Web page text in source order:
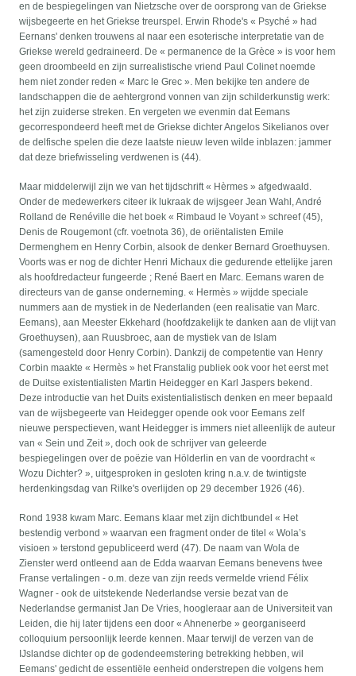
en de bespiegelingen van Nietzsche over de oorsprong van de Griekse
wijsbegeerte en het Griekse treurspel. Erwin Rhode's « Psyché » had
Eernans' denken trouwens al naar een esoterische interpretatie van de
Griekse wereld gedraineerd. De « permanence de la Grèce » is voor hem
geen droombeeld en zijn surrealistische vriend Paul Colinet noemde
hem niet zonder reden « Marc le Grec ». Men bekijke ten andere de
landschappen die de aehtergrond vonnen van zijn schilderkunstig werk:
het zijn zuiderse streken. En vergeten we evenmin dat Eemans
gecorrespondeerd heeft met de Griekse dichter Angelos Sikelianos over
de delfische spelen die deze laatste nieuw leven wilde inblazen: jammer
dat deze briefwisseling verdwenen is (44).
Maar middelerwijl zijn we van het tijdschrift « Hèrmes » afgedwaald.
Onder de medewerkers citeer ik lukraak de wijsgeer Jean Wahl, André
Rolland de Renéville die het boek « Rimbaud le Voyant » schreef (45),
Denis de Rougemont (cfr. voetnota 36), de oriëntalisten Emile
Dermenghem en Henry Corbin, alsook de denker Bernard Groethuysen.
Voorts was er nog de dichter Henri Michaux die gedurende ettelijke jaren
als hoofdredacteur fungeerde ; René Baert en Marc. Eemans waren de
directeurs van de ganse onderneming. « Hermès » wijdde speciale
nummers aan de mystiek in de Nederlanden (een realisatie van Marc.
Eemans), aan Meester Ekkehard (hoofdzakelijk te danken aan de vlijt van
Groethuysen), aan Ruusbroec, aan de mystiek van de Islam
(samengesteld door Henry Corbin). Dankzij de competentie van Henry
Corbin maakte « Hermès » het Franstalig publiek ook voor het eerst met
de Duitse existentialisten Martin Heidegger en Karl Jaspers bekend.
Deze introductie van het Duits existentialistisch denken en meer bepaald
van de wijsbegeerte van Heidegger opende ook voor Eemans zelf
nieuwe perspectieven, want Heidegger is immers niet alleenlijk de auteur
van « Sein und Zeit », doch ook de schrijver van geleerde
bespiegelingen over de poëzie van Hölderlin en van de voordracht «
Wozu Dichter? », uitgesproken in gesloten kring n.a.v. de twintigste
herdenkingsdag van Rilke's overlijden op 29 december 1926 (46).
Rond 1938 kwam Marc. Eemans klaar met zijn dichtbundel « Het
bestendig verbond » waarvan een fragment onder de titel « Wola’s
visioen » terstond gepubliceerd werd (47). De naam van Wola de
Zienster werd ontleend aan de Edda waarvan Eemans benevens twee
Franse vertalingen - o.m. deze van zijn reeds vermelde vriend Félix
Wagner - ook de uitstekende Nederlandse versie bezat van de
Nederlandse germanist Jan De Vries, hoogleraar aan de Universiteit van
Leiden, die hij later tijdens een door « Ahnenerbe » georganiseerd
colloquium persoonlijk leerde kennen. Maar terwijl de verzen van de
IJslandse dichter op de godendeemstering betrekking hebben, wil
Eemans' gedicht de essentiële eenheid onderstrepen die volgens hem